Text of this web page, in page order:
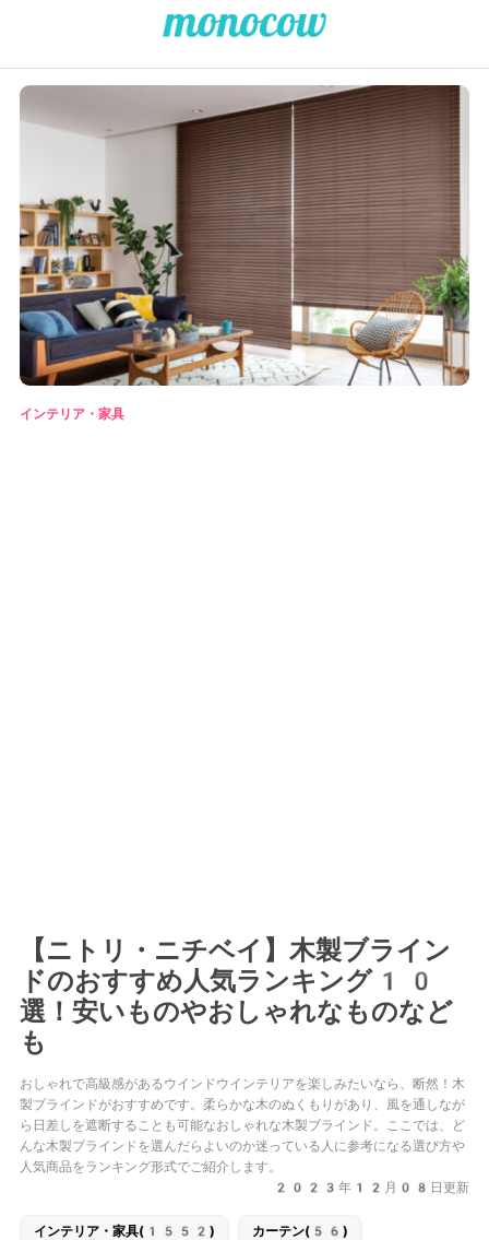
インテリア・家具
【ニトリ・ニチベイ】木製ブライン
ドのおすすめ人気ランキング10
選！安いものやおしゃれなものなど
も
おしゃれで高級感があるウインドウインテリアを楽しみたいなら、断然！木
製ブラインドがおすすめです。柔らかな木のぬくもりがあり、風を通しなが
ら日差しを遮断することも可能なおしゃれな木製ブラインド。ここでは、ど
んな木製ブラインドを選んだらよいのか迷っている人に参考になる選び方や
人気商品をランキング形式でご紹介します。
2023年12月08日更新
インテリア・家具(1552) カーテン(56)